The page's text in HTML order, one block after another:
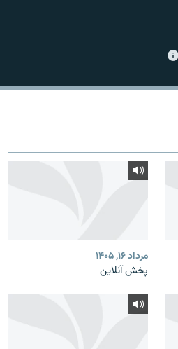
مرداد ۱۶, ۱۴۰۵
پخش آنلاین